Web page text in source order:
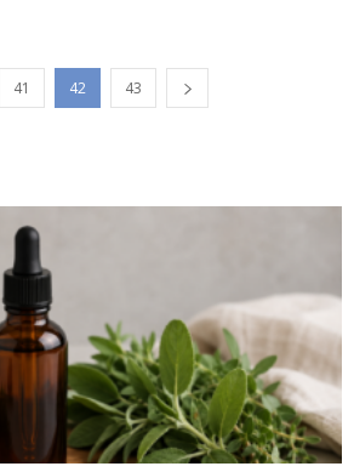
41 42 43